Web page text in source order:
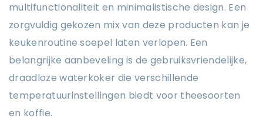
multifunctionaliteit en minimalistische design. Een
zorgvuldig gekozen mix van deze producten kan je
keukenroutine soepel laten verlopen. Een
belangrijke aanbeveling is de gebruiksvriendelijke,
draadloze waterkoker die verschillende
temperatuurinstellingen biedt voor theesoorten
en koffie.